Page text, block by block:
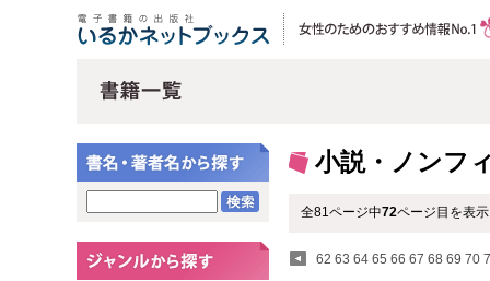
小説・ノンフ
全81ページ中72ページ目を表
62 63 64 65 66 67 68 69 70